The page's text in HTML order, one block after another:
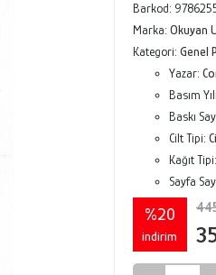
Barkod:
Marka: Okuyan
Kategori: Genel
Yazar:
Basım
Baskı
Cilt Tipi:
Kağıt Tipi:
Sayfa
%20
indirim